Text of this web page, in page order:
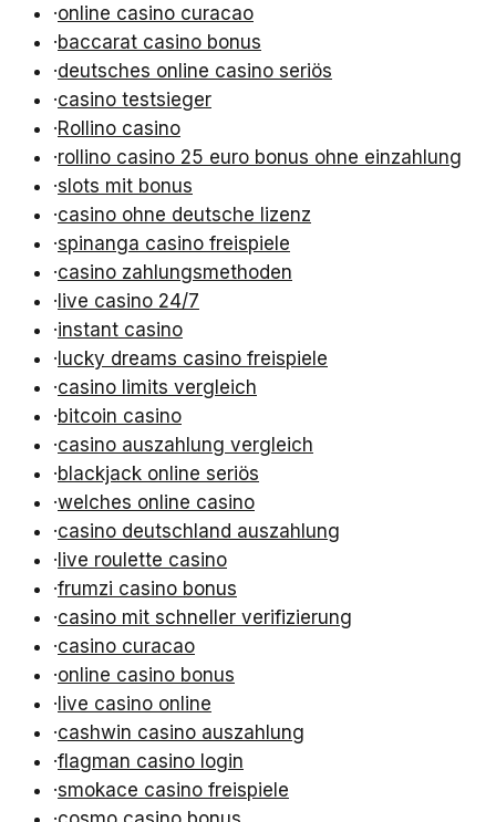
·online casino curacao
·baccarat casino bonus
·deutsches online casino seriös
·casino testsieger
·Rollino casino
·rollino casino 25 euro bonus ohne einzahlung
·slots mit bonus
·casino ohne deutsche lizenz
·spinanga casino freispiele
·casino zahlungsmethoden
·live casino 24/7
·instant casino
·lucky dreams casino freispiele
·casino limits vergleich
·bitcoin casino
·casino auszahlung vergleich
·blackjack online seriös
·welches online casino
·casino deutschland auszahlung
·live roulette casino
·frumzi casino bonus
·casino mit schneller verifizierung
·casino curacao
·online casino bonus
·live casino online
·cashwin casino auszahlung
·flagman casino login
·smokace casino freispiele